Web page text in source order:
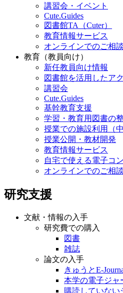
講習会・イベント
Cute.Guides
図書館TA（Cuter）
教育情報サービス
オンラインでのご相談
教育（教員向け）
新任教員向け情報
図書館を活用したア
講習会
Cute.Guides
基幹教育支援
学習・教育用図書の
授業での施設利用（
授業公開・教材開発
教育情報サービス
自宅で使える電子コ
オンラインでのご相談
研究支援
文献・情報の入手
研究費での購入
図書
雑誌
論文の入手
きゅうとE-
本学の電子ジャ
購読していない